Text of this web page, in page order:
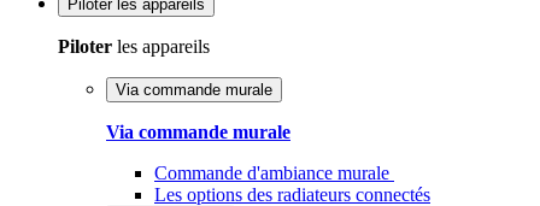
Piloter les appareils
Piloter les appareils
Via commande murale
Via commande murale
Commande d'ambiance murale
Les options des radiateurs connectés